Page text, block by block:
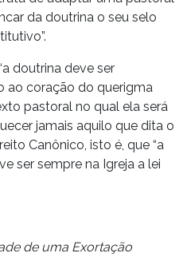
da doutrina o seu selo
doutrina deve ser
ao coração do querigma
pastoral no qual ela será
jamais aquilo que dita o
Canônico, isto é, que “a
ser sempre na Igreja a lei
de uma Exortação